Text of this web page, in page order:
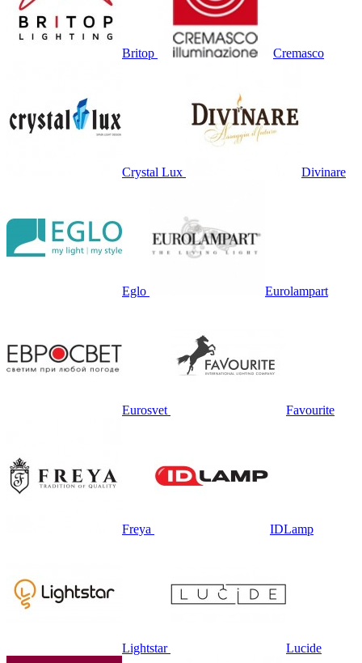
Britop Cremasco
Crystal Lux Divinare
Eglo Eurolampart
Eurosvet Favourite
Freya IDLamp
Lightstar Lucide